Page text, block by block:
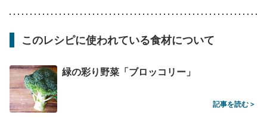
このレシピに使われている食材について
緑の彩り野菜「ブロッコリー」
記事を読む >